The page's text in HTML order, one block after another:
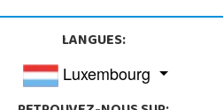
LANGUES:
Luxembourg